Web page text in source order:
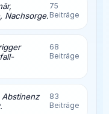
Nachsorge.
75
Beiträge
68
Beiträge
83
Beiträge